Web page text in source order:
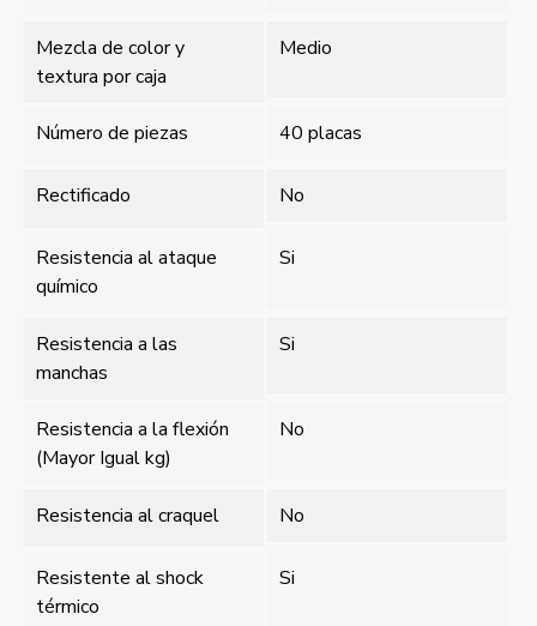
Mezcla de color y
textura por caja
Medio
Número de piezas 40 placas
Rectificado No
Resistencia al ataque
químico
Si
Resistencia a las
manchas
Si
Resistencia a la flexión
(Mayor Igual kg)
No
Resistencia al craquel No
Resistente al shock
térmico
Si